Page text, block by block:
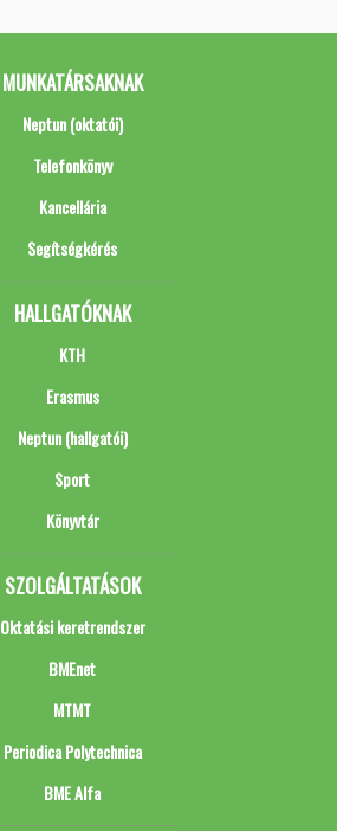
MUNKATÁRSAKNAK
Neptun (oktatói)
Telefonkönyv
Kancellária
Segítségkérés
HALLGATÓKNAK
KTH
Erasmus
Neptun (hallgatói)
Sport
Könyvtár
SZOLGÁLTATÁSOK
Oktatási keretrendszer
BMEnet
MTMT
Periodica Polytechnica
BME Alfa